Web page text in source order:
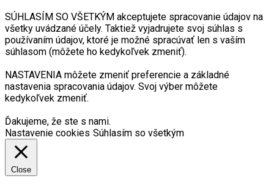
SÚHLASÍM SO VŠETKÝM akceptujete spracovanie údajov na
všetky uvádzané účely. Taktiež vyjadrujete svoj súhlas s
používaním údajov, ktoré je možné spracúvať len s vaším
súhlasom (môžete ho kedykoľvek zmeniť).
NASTAVENIA môžete zmeniť preferencie a základné
nastavenia spracovania údajov. Svoj výber môžete
kedykoľvek zmeniť.
Ďakujeme, že ste s nami.
Nastavenie cookies Súhlasím so všetkým
Close